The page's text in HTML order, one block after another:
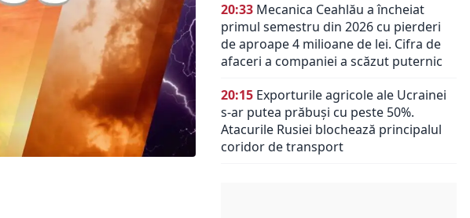
20:33 Mecanica Ceahlău a încheiat
primul semestru din 2026 cu pierderi
de aproape 4 milioane de lei. Cifra de
afaceri a companiei a scăzut puternic
20:15 Exporturile agricole ale Ucrainei
s-ar putea prăbuși cu peste 50%.
Atacurile Rusiei blochează principalul
coridor de transport